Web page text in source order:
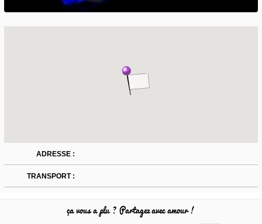
ADRESSE :
TRANSPORT :
ça vous a plu ? Partagez avec amour !